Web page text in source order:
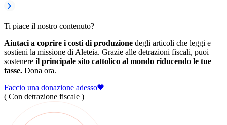
Ti piace il nostro contenuto?
Aiutaci a coprire i costi di produzione degli articoli che leggi e
sostieni la missione di Aleteia. Grazie alle detrazioni fiscali, puoi
sostenere il principale sito cattolico al mondo riducendo le tue
tasse. Dona ora.
Faccio una donazione adesso
( Con detrazione fiscale )